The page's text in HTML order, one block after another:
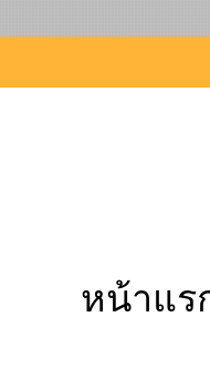
หน้าแร